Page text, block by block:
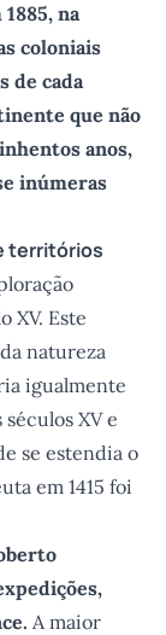
na
coloniais
de cada
que não
anos,
inúmeras
territórios
XV. Este
natureza
igualmente
XV e
se estendia o
em 1415 foi
A maior